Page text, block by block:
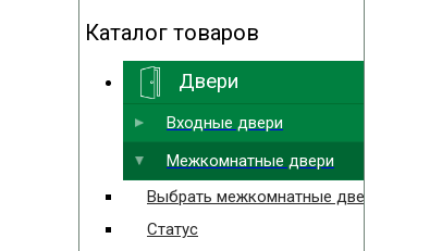
Выбрать ближайший
Каталог товаров
Двери
Входные двери
Межкомнатные двери
Выбрать межкомнатные двери
Статус